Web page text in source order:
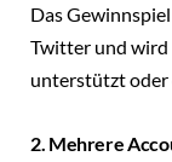
Das
Twitter und wird
unterstützt oder
2. Mehrere